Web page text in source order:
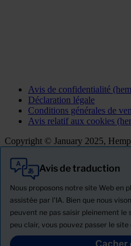
Avis de confidentialité
Déclaration légale
Conditions générales de
Avis relatif aux cookies
Copyright © January 2025,
Avis de traduction
Nous proposons notre site Web en
assistée par l'IA. Bien que nous
peuvent ne pas saisir pleinement le
peu clair, vous pouvez passer le
Cacher
Tout
Actualités
Télécharger la Fiche de données
PRODUCT NAME